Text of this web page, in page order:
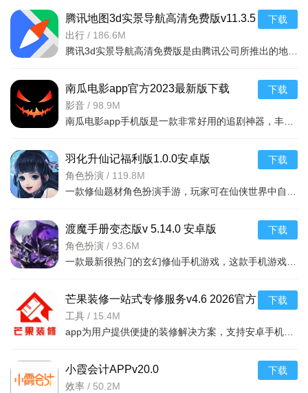
改变你的路线选择，还会极大提升对风险节奏和资源取舍的掌控
能力，每次重开都是一次全新的生存实验。
游戏亮点
过“规则逐关新增”的巧思，营造出不输商业恐怖作品的压迫感。
尤其是中后期Cobb同时具备移动、听觉、视觉、远距离攻击于一
“不能杀只能躲”的智斗式恐怖：游戏设定Cobb无法被杀死，
一旦被抓立即死亡。这种“只能智取”的设计与传统射击恐怖游戏
形成鲜明对比，紧张感源于规则带来的心理压力而非火力对抗，
程序生成与规则叠代带来的无限重玩性：程序生成的地图结
腾讯地图3d实景导航高清免费版v11.3.5
安卓版
出行 / 186.6M
下载
南瓜电影app官方2023最新版下载
v9.3.4手机版
影音 / 98.9M
下载
羽化升仙记福利版1.0.0安卓版
角色扮演 / 119.8M
下载
渡魔手册变态版v 5.14.0 安卓版
角色扮演 / 93.6M
下载
芒果装修一站式专修服务v4.6 2026官方
中文版
工具 / 15.4M
下载
小霞会计APPv20.0
效率 / 50.2M
下载